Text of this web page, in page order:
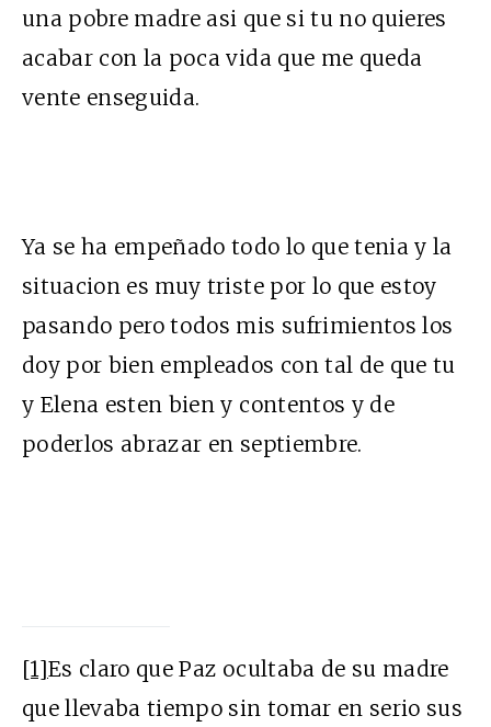
una pobre madre asi que si tu no quieres
acabar con la poca vida que me queda
vente enseguida.
Ya se ha empeñado todo lo que tenia y la
situacion es muy triste por lo que estoy
pasando pero todos mis sufrimientos los
doy por bien empleados con tal de que tu
y Elena esten bien y contentos y de
poderlos abrazar en septiembre.
[1]Es claro que Paz ocultaba de su madre
que llevaba tiempo sin tomar en serio sus